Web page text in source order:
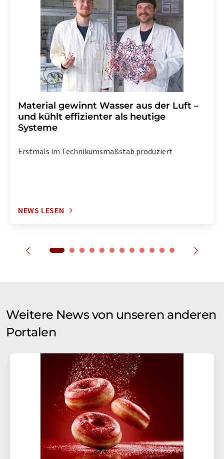
widerruf@lumitos.commit Wirkung für die Zukunft
widerrufen. Zudem ist in jeder E-Mail ein Link zur
Abbestellung des entsprechenden Newsletters
enthalten.
Material gewinnt Wasser aus der Luft –
und kühlt effizienter als heutige
Systeme
Erstmals im Technikumsmaßstab produziert
NEWS LESEN
Weitere News von unseren anderen
Portalen